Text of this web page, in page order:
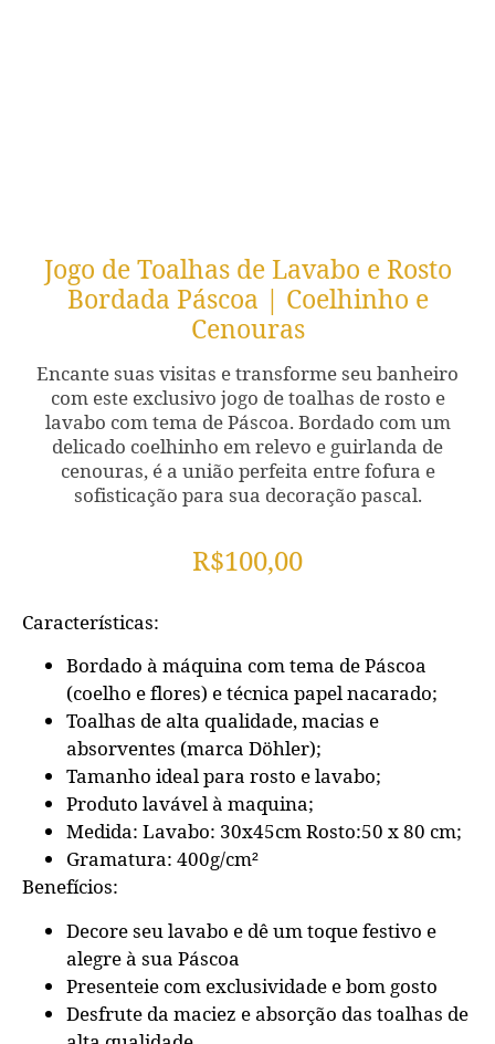
Jogo de Toalhas de Lavabo e Rosto
Bordada Páscoa | Coelhinho e
Cenouras
Encante suas visitas e transforme seu banheiro
com este exclusivo jogo de toalhas de rosto e
lavabo com tema de Páscoa. Bordado com um
delicado coelhinho em relevo e guirlanda de
cenouras, é a união perfeita entre fofura e
sofisticação para sua decoração pascal.
R$100,00
Características:
Bordado à máquina com tema de Páscoa
(coelho e flores) e técnica papel nacarado;
Toalhas de alta qualidade, macias e
absorventes (marca Döhler);
Tamanho ideal para rosto e lavabo;
Produto lavável à maquina;
Medida: Lavabo: 30x45cm Rosto:50 x 80 cm;
Gramatura: 400g/cm²
Benefícios:
Decore seu lavabo e dê um toque festivo e
alegre à sua Páscoa
Presenteie com exclusividade e bom gosto
Desfrute da maciez e absorção das toalhas de